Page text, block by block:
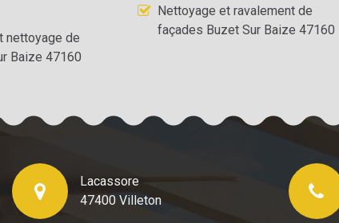
nettoyage de
Baize 47160
Nettoyage et ravalement de
façades Buzet Sur Baize 47160
Lacassore
47400 Villeton